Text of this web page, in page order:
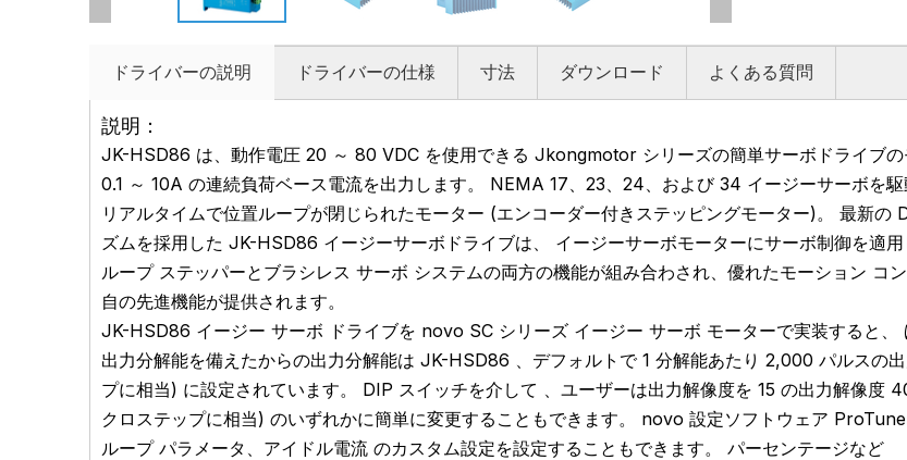
ドライバーの説明 ドライバーの仕様 寸法 ダウンロード よくある質問
説明：
JK-HSD86 は、動作電圧 20 ～ 80 VDC を使用できる Jkongmotor シリーズの簡単サーボドライブの
0.1 ～ 10A の連続負荷ベース電流を出力します。 NEMA 17、23、24、および 34 イージーサーボを駆
リアルタイムで位置ループが閉じられたモーター (エンコーダー付きステッピングモーター)。 最新の
ズムを採用した JK-HSD86 イージーサーボドライブは、 イージーサーボモーターにサーボ制御を適
ループ ステッパーとブラシレス サーボ システムの両方の機能が組み合わされ、優れたモーション コ
自の先進機能が提供されます。
JK-HSD86 イージー サーボ ドライブを novo SC シリーズ イージー サーボ モーターで実装すると、
出力分解能を備えたからの出力分解能は JK-HSD86 、デフォルトで 1 分解能あたり 2,000 パルスの
プに相当) に設定されています。 DIP スイッチを介して 、ユーザーは出力解像度を 15 の出力解像度 4
クロステップに相当) のいずれかに簡単に変更することもできます。 novo 設定ソフトウェア
ループ パラメータ、アイドル電流 のカスタム設定を設定することもできます。 パーセンテージなど